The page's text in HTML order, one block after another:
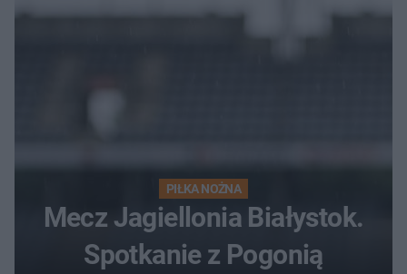
PIŁKA NOŻNA
Mecz Jagiellonia Białystok.
Spotkanie z Pogonią